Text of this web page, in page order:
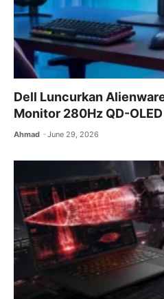
Dell Luncurkan
Monitor 280Hz QD-OLED
Ahmad June 29, 2026